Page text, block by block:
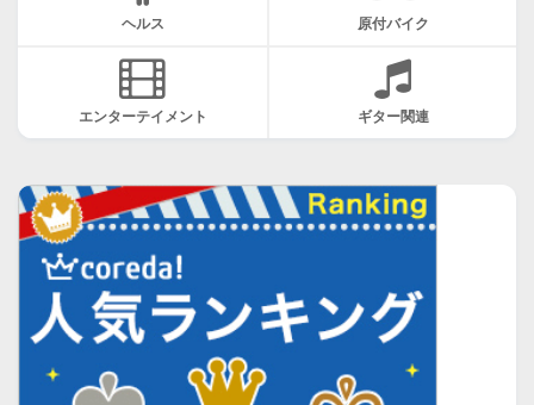
ヘルス 原付バイク
エンターテイメント ギター関連